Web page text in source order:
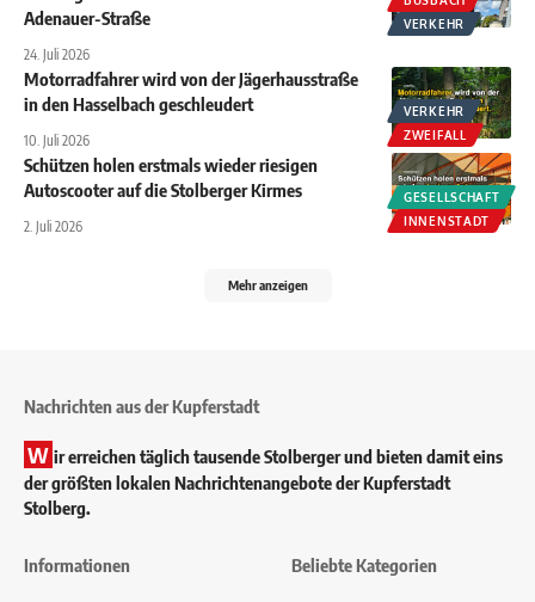
VERKEHR
Adenauer-Straße
24. Juli 2026
VERKEHR
ZWEIFALL
Motorradfahrer wird von der Jägerhausstraße
in den Hasselbach geschleudert
10. Juli 2026
GESELLSCHAFT
INNENSTADT
Schützen holen erstmals wieder riesigen
Autoscooter auf die Stolberger Kirmes
2. Juli 2026
Mehr anzeigen
Nachrichten aus der Kupferstadt
W ir erreichen täglich tausende Stolberger und bieten damit eins
der größten lokalen Nachrichtenangebote der Kupferstadt
Stolberg.
Informationen Beliebte Kategorien